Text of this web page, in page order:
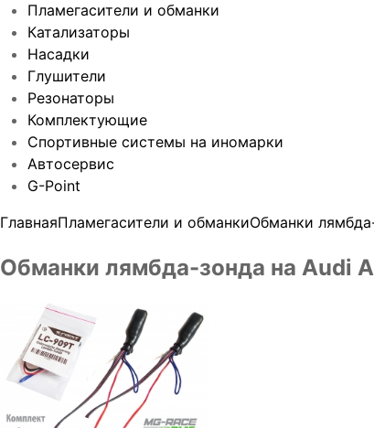
Пламегасители и обманки
Катализаторы
Насадки
Глушители
Резонаторы
Комплектующие
Спортивные системы на иномарки
Автосервис
G-Point
ГлавнаяПламегасители и обманкиОбманки
Обманки лямбда-зонда на Audi